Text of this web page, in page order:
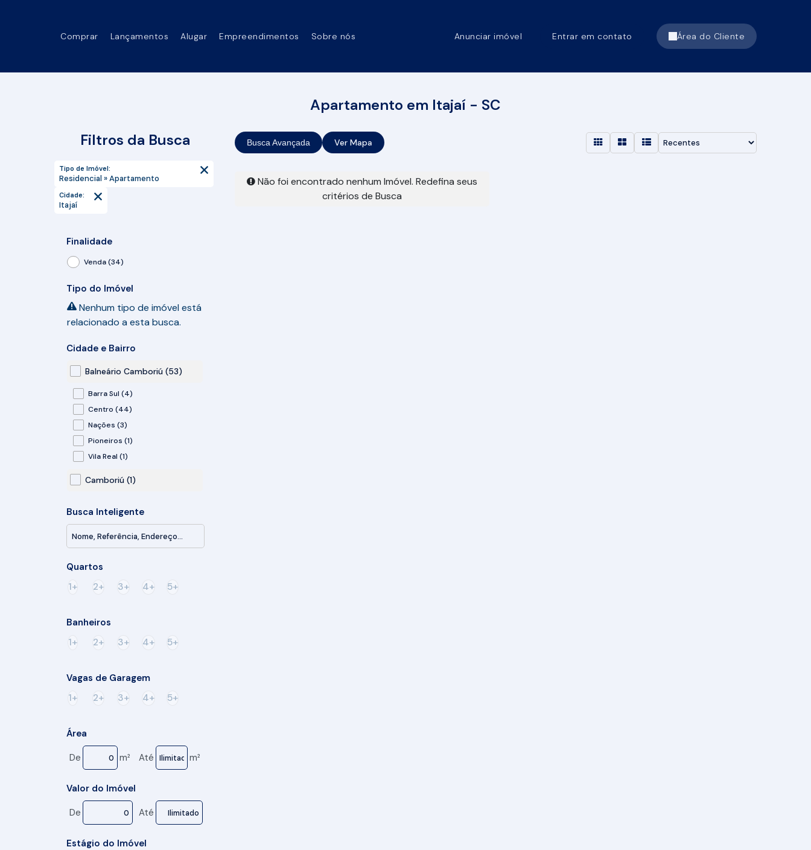
Área do Cliente
Entrar em contato
Anunciar imóvel
Sobre nós
Empreendimentos
Alugar
Lançamentos
Comprar
Apartamento em Itajaí - SC
Filtros da Busca
Tipo de Imóvel:
Residencial » Apartamento
Cidade:
Itajaí
Finalidade
Venda (34)
Tipo do Imóvel
Nenhum tipo de imóvel está
relacionado a esta busca.
Cidade e Bairro
Balneário Camboriú (53)
Barra Sul (4)
Centro (44)
Nações (3)
Pioneiros (1)
Vila Real (1)
Camboriú (1)
Busca Inteligente
Quartos
1+ 2+ 3+ 4+ 5+
Banheiros
1+ 2+ 3+ 4+ 5+
Vagas de Garagem
1+ 2+ 3+ 4+ 5+
Área
De
m² Até m²
Valor do Imóvel
De
Até
Estágio do Imóvel
Busca Avançada Ver Mapa
Não foi encontrado nenhum Imóvel. Redefina seus
critérios de Busca